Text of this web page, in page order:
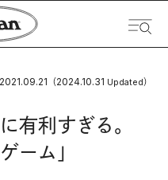
2021.09.21 （2024.10.31 Updated）
有利すぎる。
ーム」